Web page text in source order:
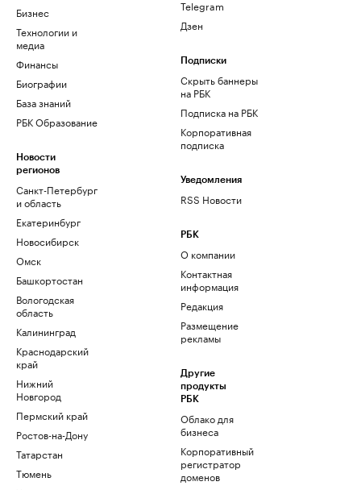
Бизнес
Технологии и
медиа
Финансы
Биографии
База знаний
РБК Образование
Новости
регионов
Санкт-Петербург
и область
Екатеринбург
Новосибирск
Омск
Башкортостан
Вологодская
область
Калининград
Краснодарский
край
Нижний
Новгород
Пермский край
Ростов-на-Дону
Татарстан
Тюмень
Telegram
Дзен
Подписки
Скрыть баннеры
на РБК
Подписка на РБК
Корпоративная
подписка
Уведомления
RSS Новости
РБК
О компании
Контактная
информация
Редакция
Размещение
рекламы
Другие
продукты
РБК
Облако для
бизнеса
Корпоративный
регистратор
доменов